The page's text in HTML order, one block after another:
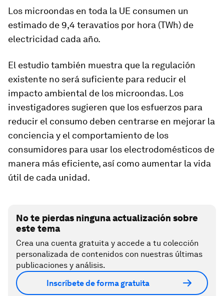
Los microondas en toda la UE consumen un
estimado de 9,4 teravatios por hora (TWh) de
electricidad cada año.
El estudio también muestra que la regulación
existente no será suficiente para reducir el
impacto ambiental de los microondas. Los
investigadores sugieren que los esfuerzos para
reducir el consumo deben centrarse en mejorar la
conciencia y el comportamiento de los
consumidores para usar los electrodomésticos de
manera más eficiente, así como aumentar la vida
útil de cada unidad.
No te pierdas ninguna actualización sobre
este tema
Crea una cuenta gratuita y accede a tu colección
personalizada de contenidos con nuestras últimas
publicaciones y análisis.
Inscríbete de forma gratuita